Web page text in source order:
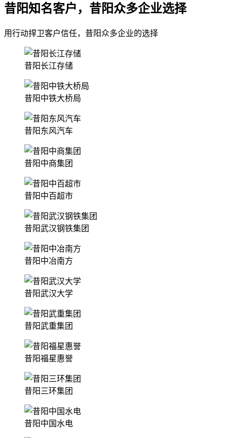
昔阳知名客户，昔阳众多企业选择
用行动捍卫客户信任，昔阳众多企业的选择
昔阳长江存储
昔阳中铁大桥局
昔阳东风汽车
昔阳中商集团
昔阳中百超市
昔阳武汉钢铁集团
昔阳中冶南方
昔阳武汉大学
昔阳武重集团
昔阳福星惠誉
昔阳三环集团
昔阳中国水电